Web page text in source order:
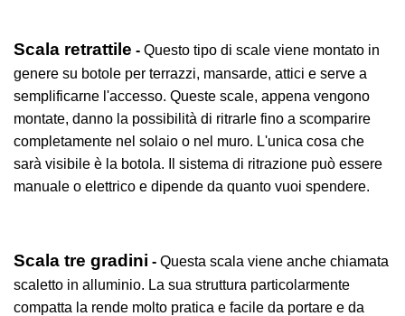
Scala retrattile - Questo tipo di scale viene montato in
genere su botole per terrazzi, mansarde, attici e serve a
semplificarne l'accesso. Queste scale, appena vengono
montate, danno la possibilità di ritrarle fino a scomparire
completamente nel solaio o nel muro. L'unica cosa che
sarà visibile è la botola. Il sistema di ritrazione può essere
manuale o elettrico e dipende da quanto vuoi spendere.
Scala tre gradini - Questa scala viene anche chiamata
scaletto in alluminio. La sua struttura particolarmente
compatta la rende molto pratica e facile da portare e da